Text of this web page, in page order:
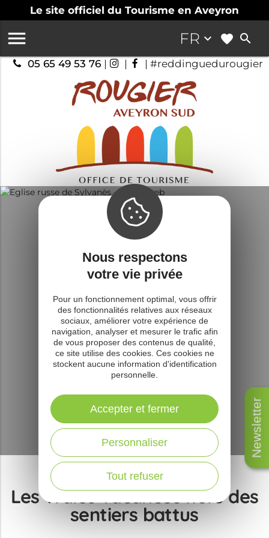
Le site officiel du Tourisme en Aveyron
Newsletter
FR keyboard_arrow_down search

05 65 49 53 76 | | | #reddinguedurougier
Rougier Aveyron Sud
Les vraies vacances hors des
sentiers battus
Nous respectons
votre vie privée
Pour un fonctionnement optimal, vous offrir
des fonctionnalités relatives aux réseaux
sociaux, améliorer votre expérience de
navigation, analyser et mesurer le trafic afin
de vous proposer des contenus de qualité,
ce site utilise des cookies. Ces cookies ne
stockent aucune information d'identification
personnelle.
Tout refuser
Personnaliser
Accepter et fermer